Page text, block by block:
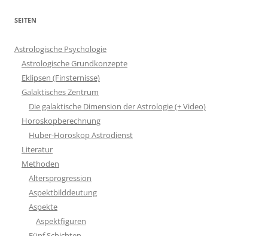
SEITEN
Astrologische Psychologie
Astrologische Grundkonzepte
Eklipsen (Finsternisse)
Galaktisches Zentrum
Die galaktische Dimension der Astrologie (+ Video)
Horoskopberechnung
Huber-Horoskop Astrodienst
Literatur
Methoden
Altersprogression
Aspektbilddeutung
Aspekte
Aspektfiguren